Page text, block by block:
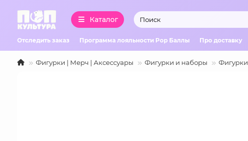
Каталог
Отследить заказ Программа лояльности Pop Баллы Про доставку
Фигурки | Мерч | Аксессуары Фигурки и наборы Фигурки